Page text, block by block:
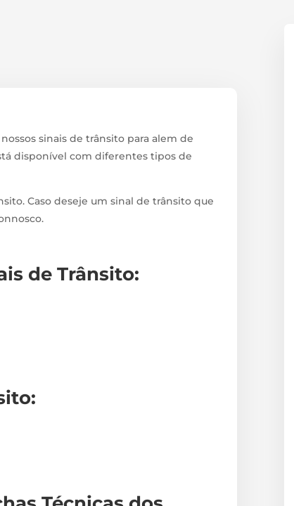
sinais de trânsito para alem de
disponível com diferentes tipos de
Caso deseje um sinal de trânsito que
de Trânsito:
: